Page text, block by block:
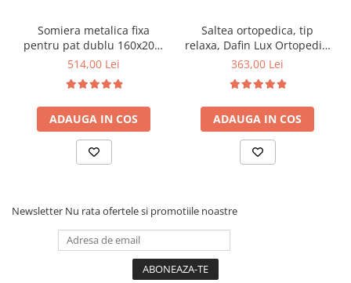
Somiera metalica fixa
pentru pat dublu 160x200,
6 picioare, 32 lamele lemn
saltea ferm, negru
514,00 Lei
ADAUGA IN COS
Saltea ortopedica, tip
relaxa, Dafin Lux Ortopedic,
90x200x21cm, fermitate
tip Bonell, fata vara-iarna,
sistem de aerisire cu
butoni, Salt Confort
363,00 Lei
ADAUGA IN COS
Newsletter Nu rata ofertele si promotiile noastre